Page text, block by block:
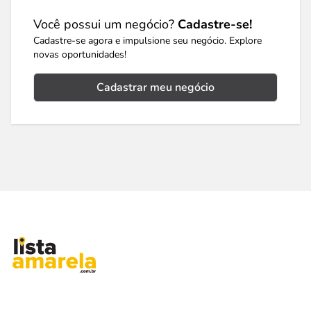
Você possui um negócio? Cadastre-se!
Cadastre-se agora e impulsione seu negócio. Explore
novas oportunidades!
Cadastrar meu negócio